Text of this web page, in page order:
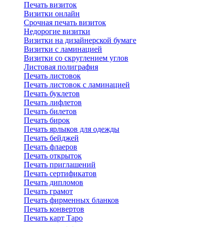
Печать визиток
Визитки онлайн
Срочная печать визиток
Недорогие визитки
Визитки на дизайнерской бумаге
Визитки с ламинацией
Визитки со скруглением углов
Листовая полиграфия
Печать листовок
Печать листовок с ламинацией
Печать буклетов
Печать лифлетов
Печать билетов
Печать бирок
Печать ярлыков для одежды
Печать бейджей
Печать флаеров
Печать открыток
Печать приглашений
Печать сертификатов
Печать дипломов
Печать грамот
Печать фирменных бланков
Печать конвертов
Печать карт Таро